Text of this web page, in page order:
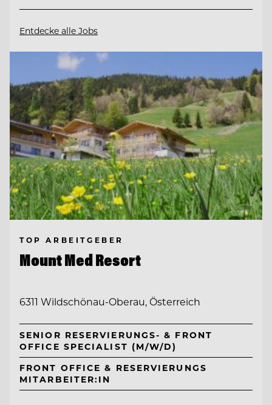
Entdecke alle Jobs
TOP ARBEITGEBER
Mount Med Resort
6311 Wildschönau-Oberau, Österreich
SENIOR RESERVIERUNGS- & FRONT
OFFICE SPECIALIST (M/W/D)
FRONT OFFICE & RESERVIERUNGS
MITARBEITER:IN